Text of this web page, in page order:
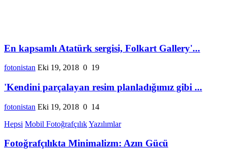
En kapsamlı Atatürk sergisi, Folkart Gallery'...
fotonistan Eki 19, 2018 0 19
'Kendini parçalayan resim planladığımız gibi ...
fotonistan Eki 19, 2018 0 14
Hepsi Mobil FotoğrafçılıkYazılımlar
Fotoğrafçılıkta Minimalizm: Azın Gücü